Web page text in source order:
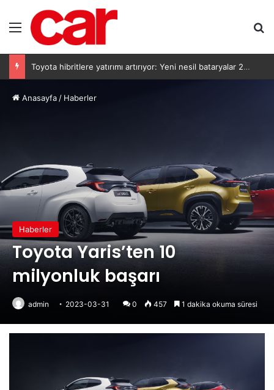
Menü
Toyota hibritlere yatırımı artırıyor: Yeni nesil bataryalar 2027’de geliyor
Anasayfa / Haberler
Haberler
Toyota Yaris’ten 10
milyonluk başarı
admin 2023-03-31 0 457 1 dakika okuma süresi